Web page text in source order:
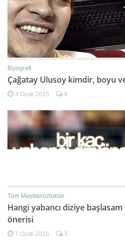
Biyografi
Çağatay Ulusoy kimdir, boyu
4 Ocak 2015 6
Tüm Maydanozluklar
Hangi yabancı diziye
önerisi
7 Ocak 2015 3